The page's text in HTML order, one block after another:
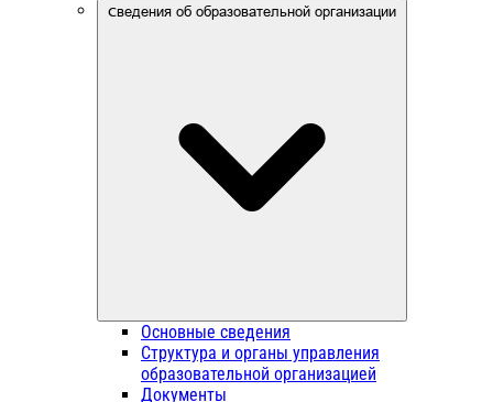
Сведения об образовательной организации
Основные сведения
Структура и органы управления
образовательной организацией
Документы